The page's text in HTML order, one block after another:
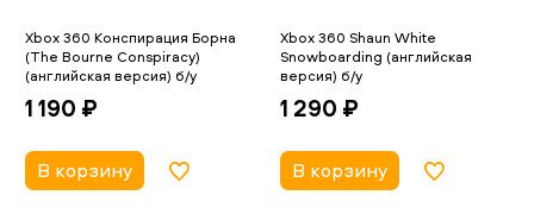
Xbox 360 Конспирация Борна
(The Bourne Conspiracy)
(английская версия) б/у
1 190 ₽
В корзину
Xbox 360 Shaun White
Snowboarding (английская
версия) б/у
1 290 ₽
В корзину